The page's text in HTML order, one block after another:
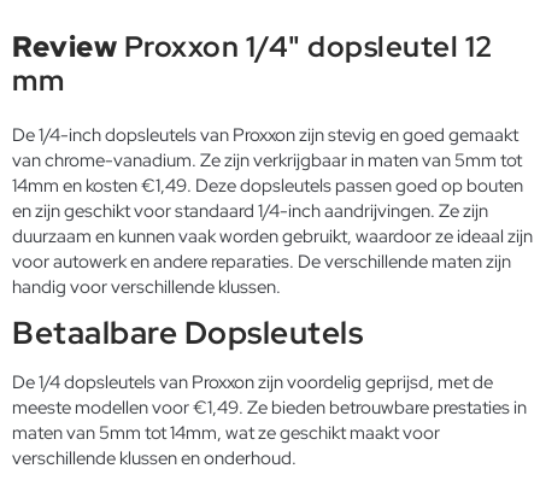
Review Proxxon 1/4" dopsleutel 12
mm
De 1/4-inch dopsleutels van Proxxon zijn stevig en goed gemaakt
van chrome-vanadium. Ze zijn verkrijgbaar in maten van 5mm tot
14mm en kosten €1,49. Deze dopsleutels passen goed op bouten
en zijn geschikt voor standaard 1/4-inch aandrijvingen. Ze zijn
duurzaam en kunnen vaak worden gebruikt, waardoor ze ideaal zijn
voor autowerk en andere reparaties. De verschillende maten zijn
handig voor verschillende klussen.
Betaalbare Dopsleutels
De 1/4 dopsleutels van Proxxon zijn voordelig geprijsd, met de
meeste modellen voor €1,49. Ze bieden betrouwbare prestaties in
maten van 5mm tot 14mm, wat ze geschikt maakt voor
verschillende klussen en onderhoud.